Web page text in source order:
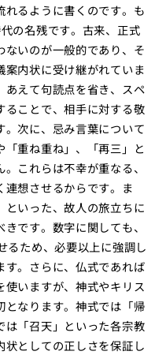
るように書くのです。も
の名残です。古来、正式
いのが一般的であり、そ
内状に受け継がれていま
あえて句読点を省き、スペ
ることで、相手に対する敬
次に、忌み言葉について
重ね重ね」、「再三」と
これらは不幸が重なる、
連想させるからです。ま
いった、故人の旅立ちに
です。数字に関しても、
るため、必要以上に強調し
す。さらに、仏式であれば
使いますが、神式やキリス
となります。神式では「帰
は「召天」といった各宗教
としての正しさを保証し